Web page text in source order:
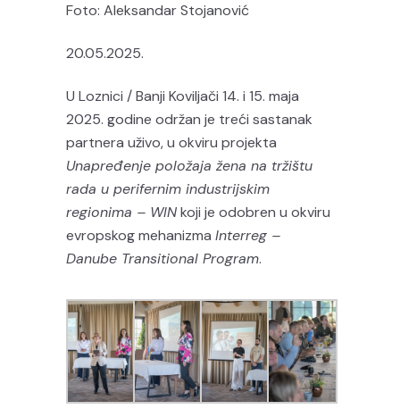
Foto: Aleksandar Stojanović
20.05.2025.
U Loznici / Banji Koviljači 14. i 15. maja
2025. godine održan je treći sastanak
partnera uživo, u okviru projekta
Unapređenje položaja žena na tržištu
rada u perifernim industrijskim
regionima – WINkoji je odobren u okviru
evropskog mehanizma Interreg –
Danube Transitional Program.